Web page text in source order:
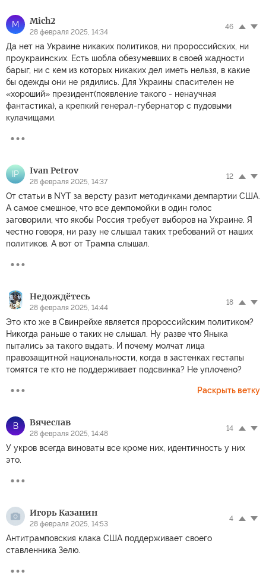
M Mich2
28 февраля 2025, 14:34
46
Да нет на Украине никаких политиков, ни пророссийских, ни
проукраинских. Есть шобла обезумевших в своей жадности
барыг, ни с кем из которых никаких дел иметь нельзя, в какие
бы одежды они не рядились. Для Украины спасителен не
«хороший» президент(появление такого - ненаучная
фантастика), а крепкий генерал-губернатор с пудовыми
кулачищами.
IP Ivan Petrov
28 февраля 2025, 14:37
12
От статьи в NYT за версту разит методичками демпартии США.
А самое смешное, что все демпомойки в один голос
заговорили, что якобы Россия требует выборов на Украине. Я
честно говоря, ни разу не слышал таких требований от наших
политиков. А вот от Трампа слышал.
Недождётесь
28 февраля 2025, 14:44
18
Это кто же в Свинрейхе является пророссийским политиком?
Никогда раньше о таких не слышал. Ну разве что Яныка
пытались за такого выдать. И почему молчат лица
правозащитной национальности, когда в застенках гестапы
томятся те кто не поддерживает подсвинка? Не уплочено?
Раскрыть ветку
В Вячеслав
28 февраля 2025, 14:48
14
У укров всегда виноваты все кроме них, идентичность у них
это.
Игорь Казанин
28 февраля 2025, 14:53
4
Антитрамповския клака США поддерживает своего
ставленника Зелю.